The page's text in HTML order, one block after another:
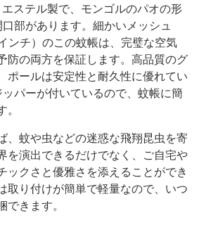
ステル製で、モンゴルのパオの形
部があります。細かいメッシュ
ンチ）のこの蚊帳は、完璧な空気
防の両方を保証します。高品質のグ
ポールは安定性と耐久性に優れてい
パーが付いているので、蚊帳に簡
、蚊や虫などの迷惑な飛翔昆虫を寄
を演出できるだけでなく、ご自宅や
ックさと優雅さを添えることができ
取り付けが簡単で軽量なので、いつ
きます。